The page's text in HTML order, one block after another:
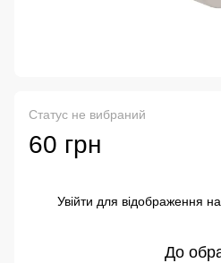
Статус не вибраний
60 грн
Увійти для відображення
До